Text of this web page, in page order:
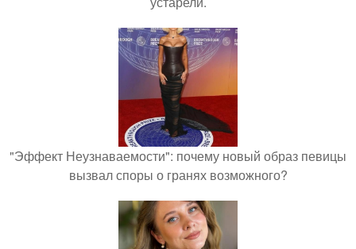
"Эффект Неузнаваемости": почему новый образ певицы
вызвал споры о гранях возможного?